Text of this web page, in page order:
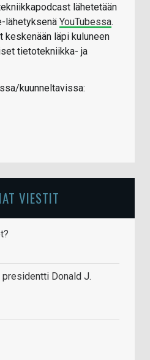
lähetetään
lähetyksenä YouTubessa.
keskenään läpi kuluneen
tietotekniikka- ja
kuunneltavissa:
VIESTIT
presidentti Donald J.